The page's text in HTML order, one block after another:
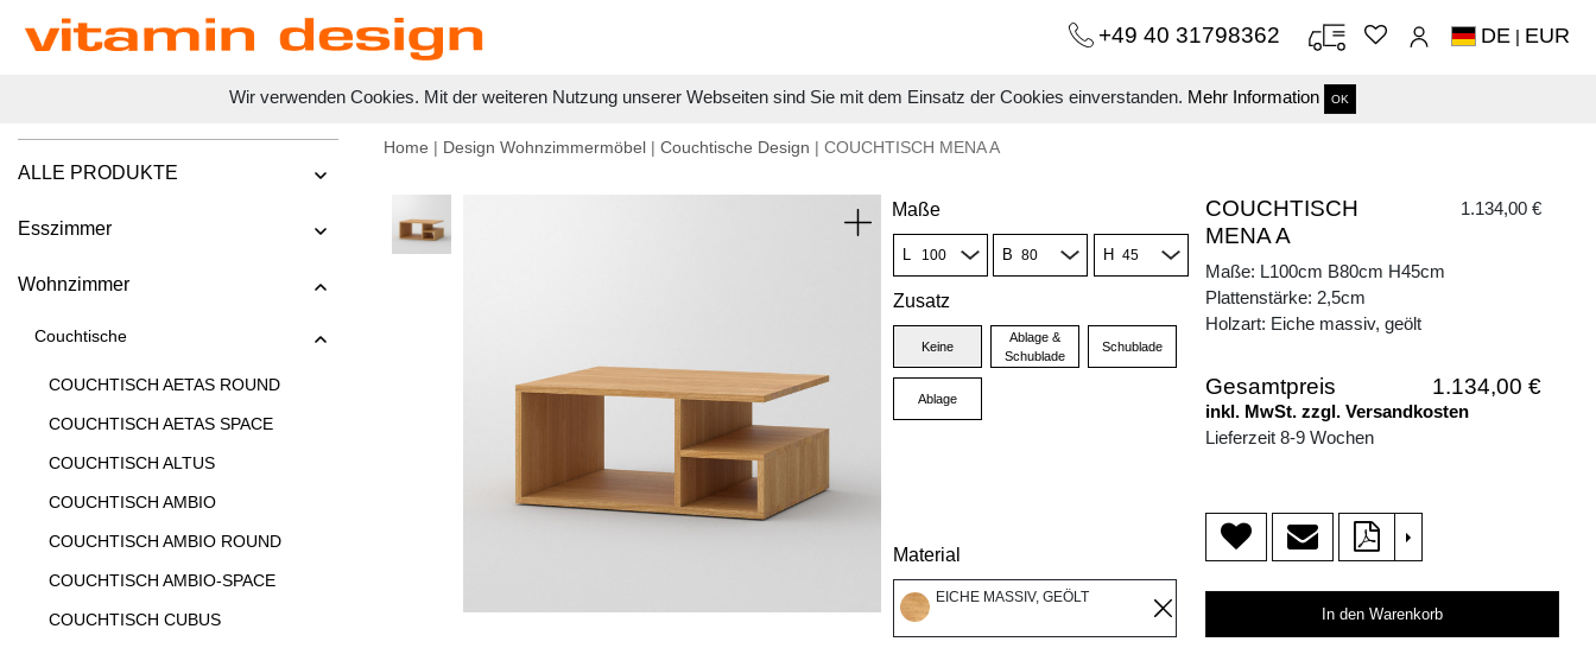
Wir verwenden Cookies. Mit der weiteren Nutzung unserer Webseiten sind Sie mit dem Einsatz der Cookies einverstanden. Mehr Information OK
+49 40 31798362 DE | EUR
ALLE PRODUKTE
Esszimmer
Wohnzimmer
Couchtische
COUCHTISCH AETAS ROUND
COUCHTISCH AETAS SPACE
COUCHTISCH ALTUS
COUCHTISCH AMBIO
COUCHTISCH AMBIO ROUND
COUCHTISCH AMBIO-SPACE
COUCHTISCH CUBUS
Home | Design Wohnzimmermöbel | Couchtische Design | COUCHTISCH MENA A
Maße
L B H
Zusatz
Keine
Ablage &
Schublade
Schublade
Ablage
Material
EICHE MASSIV, GEÖLT
COUCHTISCH
MENA A
1.134,00 €
Maße: L100cm B80cm H45cm
Plattenstärke: 2,5cm
Holzart: Eiche massiv, geölt
Gesamtpreis 1.134,00 €
inkl. MwSt. zzgl. Versandkosten
Lieferzeit 8-9 Wochen
>
In den Warenkorb